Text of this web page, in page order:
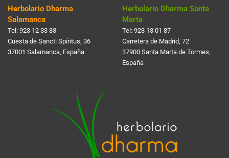
Herbolario Dharma
Salamanca
Tel: 923 12 33 83
Cuesta de Sancti Spí­ritus, 36
37001 Salamanca, España
Herbolario Dharma Santa
Marta
Tel: 923 13 01 87
Carretera de Madrid, 72
37900 Santa Marta de Tormes,
España